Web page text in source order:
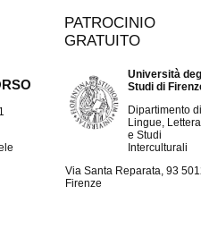
PATROCINIO
GRATUITO
Università
Studi di
Dipartimento
Lingue,
e Studi
Interculturali
Via Santa Reparata, 93
Firenze